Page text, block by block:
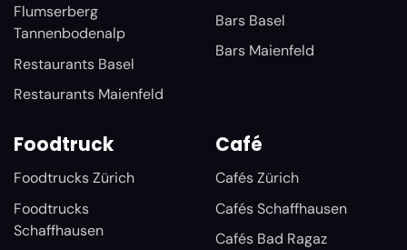
Flumserberg
Tannenbodenalp
Restaurants Basel
Restaurants Maienfeld
Bars Basel
Bars Maienfeld
Foodtruck
Foodtrucks Zürich
Foodtrucks
Schaffhausen
Café
Cafés Zürich
Cafés Schaffhausen
Cafés Bad Ragaz